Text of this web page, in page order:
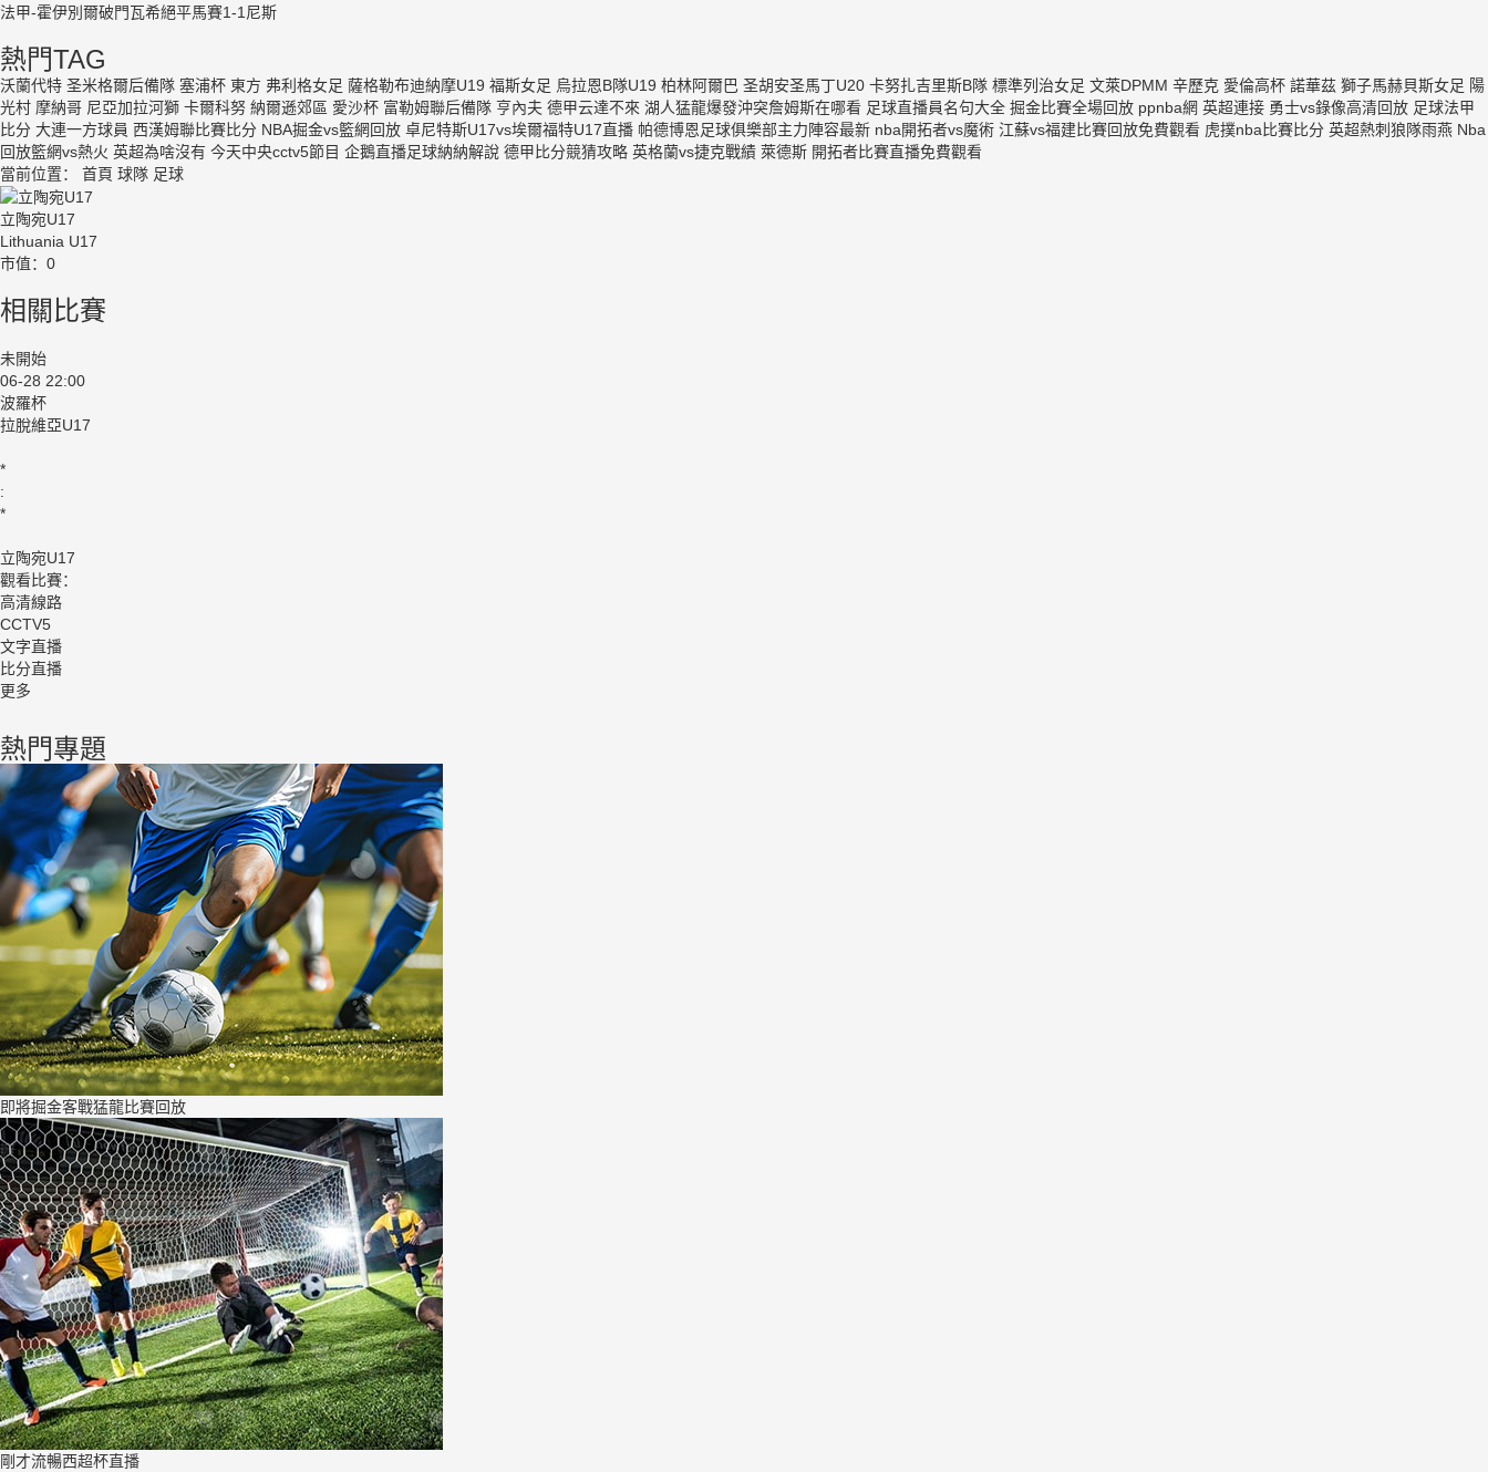
法甲-霍伊別爾破門瓦希絕平馬賽1-1尼斯
熱門TAG
沃蘭代特 圣米格爾后備隊 塞浦杯 東方 弗利格女足 薩格勒布迪納摩U19 福斯女足 烏拉恩B隊U19 柏林阿爾巴 圣胡安圣馬丁U20 卡努扎吉里斯B隊 標準列治女足 文萊DPMM 辛歷克 愛倫高杯 諾華茲 獅子馬赫貝斯女足 陽
光村 摩納哥 尼亞加拉河獅 卡爾科努 納爾遜郊區 愛沙杯 富勒姆聯后備隊 亨內夫 德甲云達不來 湖人猛龍爆發沖突詹姆斯在哪看 足球直播員名句大全 掘金比賽全場回放 ppnba網 英超連接 勇士vs錄像高清回放 足球法甲
比分 大連一方球員 西漢姆聯比賽比分 NBA掘金vs籃網回放 卓尼特斯U17vs埃爾福特U17直播 帕德博恩足球俱樂部主力陣容最新 nba開拓者vs魔術 江蘇vs福建比賽回放免費觀看 虎撲nba比賽比分 英超熱刺狼隊雨燕 Nba
回放籃網vs熱火 英超為啥沒有 今天中央cctv5節目 企鵝直播足球納納解說 德甲比分競猜攻略 英格蘭vs捷克戰績 萊德斯 開拓者比賽直播免費觀看
當前位置：
首頁 球隊 足球
立陶宛U17
Lithuania U17
市值：0
相關比賽
未開始
06-28 22:00
波羅杯
拉脫維亞U17
*
:
*
立陶宛U17
觀看比賽：
高清線路
CCTV5
文字直播
比分直播
更多
熱門專題
即將掘金客戰猛龍比賽回放
剛才流暢西超杯直播